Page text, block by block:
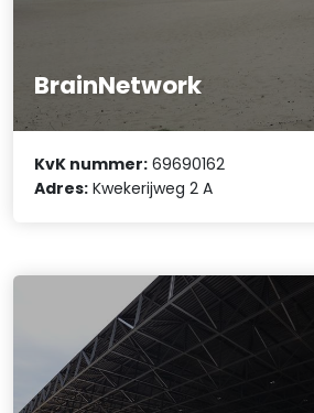
BrainNetwork
KvK nummer: 69690162
Adres: Kwekerijweg 2 A